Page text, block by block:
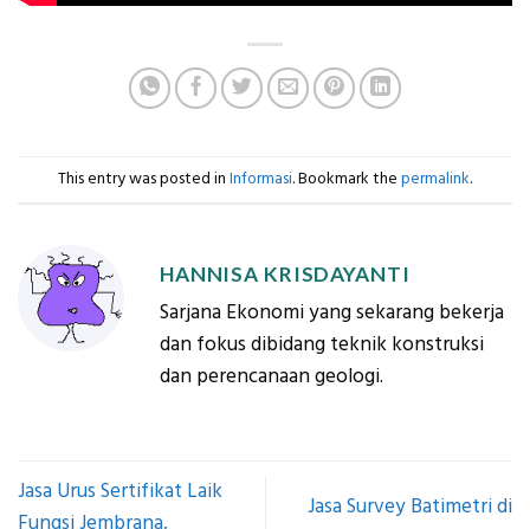
This entry was posted in Informasi. Bookmark the permalink.
HANNISA KRISDAYANTI
Sarjana Ekonomi yang sekarang bekerja
dan fokus dibidang teknik konstruksi
dan perencanaan geologi.
Jasa Urus Sertifikat Laik
Fungsi Jembrana,
Jasa Survey Batimetri di